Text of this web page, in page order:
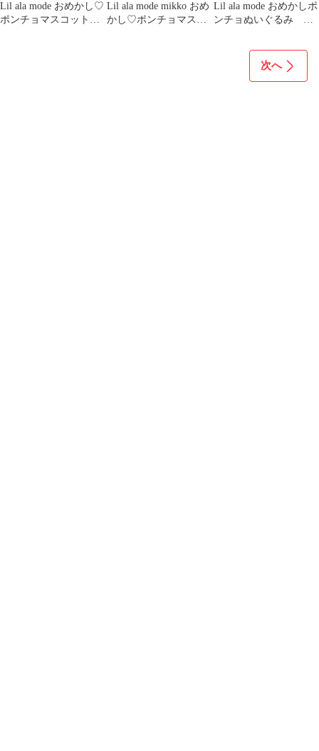
Lil ala mode おめかし♡
ポンチョマスコット
Lil ala mode mikko おめ
かし♡ポンチョマスコ
Lil ala mode おめかしポ
ンチョぬいぐるみ ナ
次へ